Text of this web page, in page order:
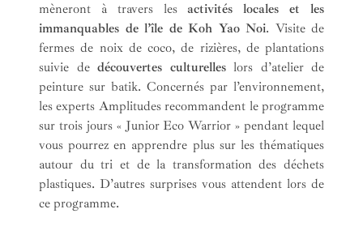
mèneront à travers lesactivités locales et les
immanquables de l’île de Koh Yao Noi. Visite de
fermes de noix de coco, de rizières, de plantations
suivie de découvertes culturelleslors d’atelier de
peinture sur batik. Concernés par l’environnement,
les experts Amplitudes recommandent le programme
sur trois jours « Junior Eco Warrior » pendant lequel
vous pourrez en apprendre plus sur les thématiques
autour du tri et de la transformation des déchets
plastiques. D’autres surprises vous attendent lors de
ce programme.